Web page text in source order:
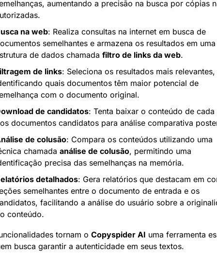
aumentando a precisão na busca por cópias
na web: Realiza consultas na internet em busca de
semelhantes e armazena os resultados em uma
de dados chamada filtro de links da web.
de links: Seleciona os resultados mais relevantes,
quais documentos têm maior potencial de
com o documento original.
de candidatos: Tenta baixar o conteúdo de cada
documentos candidatos para análise comparativa
de colusão: Compara os conteúdos utilizando uma
chamada análise de colusão, permitindo uma
precisa das semelhanças na memória.
detalhados: Gera relatórios que destacam em
semelhantes entre o documento de entrada e os
facilitando a análise do usuário sobre a
conteúdo.
tornam o Copyspider AI uma ferramenta
busca garantir a autenticidade em seus textos.